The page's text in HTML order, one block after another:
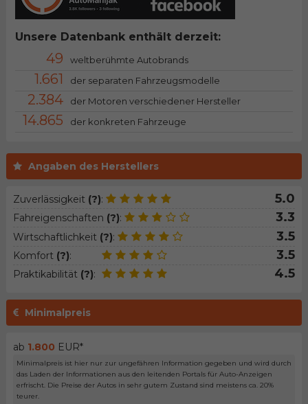
Angaben des Herstellers
Zuverlässigkeit (?): 5.0
Fahreigenschaften (?): 3.3
Wirtschaftlichkeit (?): 3.5
Komfort (?): 3.5
Praktikabilität (?): 4.5
Minimalpreis
ab 1.800 EUR*
Minimalpreis ist hier nur zur ungefähren Information gegeben und wird durch
das Laden der Informationen aus den leitenden Portals für Auto-Anzeigen
erfrischt. Die Preise der Autos in sehr gutem Zustand sind meistens ca. 20%
teurer.
Unsere Datenbank enthält derzeit:
49 weltberühmte Autobrands
1.661 der separaten Fahrzeugsmodelle
2.384 der Motoren verschiedener Hersteller
14.865 der konkreten Fahrzeuge